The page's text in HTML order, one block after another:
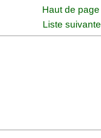
Haut de page
Liste suivante